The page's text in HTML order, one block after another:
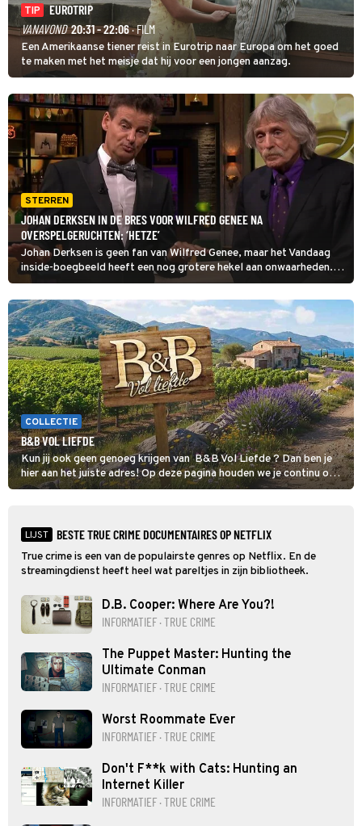
TIP
EUROTRIP
VANAVOND 20:31 - 22:06· FILM
Een Amerikaanse tiener reist in Eurotrip naar Europa om het goed
te maken met het meisje dat hij voor een jongen aanzag.
STERREN
JOHAN DERKSEN IN DE BRES VOOR WILFRED GENEE NA
OVERSPELGERUCHTEN: ‘HETZE’
Johan Derksen is geen fan van Wilfred Genee, maar het Vandaag
inside-boegbeeld heeft een nog grotere hekel aan onwaarheden.
Volgens Derksen klopt er niets van de aanhoudende claims dat zijn
collega het niet zo nauw zou nemen met de huwelijkse trouw.
COLLECTIE
B&B VOL LIEFDE
Kun jij ook geen genoeg krijgen van B&B Vol Liefde ? Dan ben je
hier aan het juiste adres! Op deze pagina houden we je continu op
de hoogte van al het nieuws over de datingshow.
LIJST BESTE TRUE CRIME DOCUMENTAIRES OP NETFLIX
True crime is een van de populairste genres op Netflix. En de
streamingdienst heeft heel wat pareltjes in zijn bibliotheek.
D.B. Cooper: Where Are You?!
INFORMATIEF · TRUE CRIME
The Puppet Master: Hunting the
Ultimate Conman
INFORMATIEF · TRUE CRIME
Worst Roommate Ever
INFORMATIEF · TRUE CRIME
Don't F**k with Cats: Hunting an
Internet Killer
INFORMATIEF · TRUE CRIME